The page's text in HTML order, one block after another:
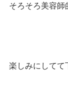
そろそろ美容師
楽しみにしてて